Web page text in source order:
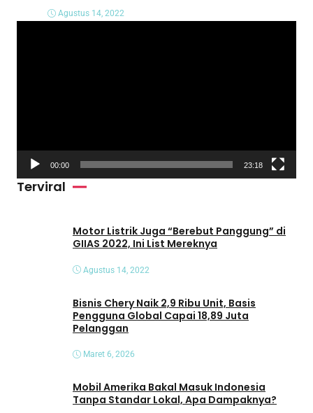
Agustus 14, 2022
d
00:00 23:18
Terviral
Motor Listrik Juga “Berebut Panggung” di
GIIAS 2022, Ini List Mereknya
Agustus 14, 2022
Bisnis Chery Naik 2,9 Ribu Unit, Basis
Pengguna Global Capai 18,89 Juta
Pelanggan
Maret 6, 2026
Mobil Amerika Bakal Masuk Indonesia
Tanpa Standar Lokal, Apa Dampaknya?